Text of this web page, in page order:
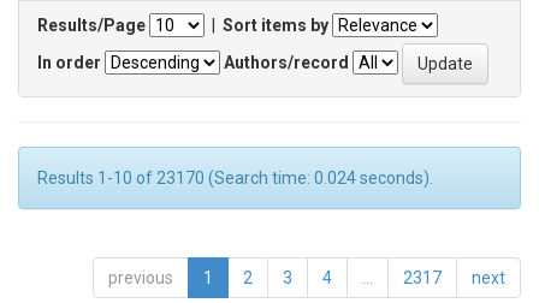
Results/Page
Sort items by
In order
Authors/record
Results 1-10 of 23170 (Search time: 0.024 seconds).
previous 1 2 3 4 2317 next